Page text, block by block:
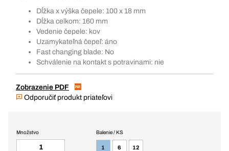
Dĺžka x výška čepele: 100 x 18 mm
Dĺžka celkom: 160 mm
Vedenie čepele: kov
Uzamykateľná čepeľ: áno
Fast changing blade: No
Schválenie na kontakt s potravinami: nie
Zobrazenie PDF
Odporučiť produkt priateľovi
Balenie / KS
1 6 12
Množstvo